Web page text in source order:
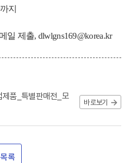
지
제출, dlwlgns169@korea.kr
품_특별판매전_모
바로보기
목록